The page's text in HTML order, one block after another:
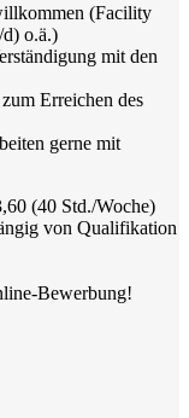
(Facility
o.ä.)
mit den
Erreichen des
gerne mit
(40 Std./Woche)
von Qualifikation
Bewerbung!